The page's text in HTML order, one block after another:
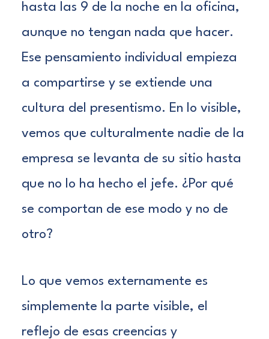
hasta las 9 de la noche en la oficina,
aunque no tengan nada que hacer.
Ese pensamiento individual empieza
a compartirse y se extiende una
cultura del presentismo. En lo visible,
vemos que culturalmente nadie de la
empresa se levanta de su sitio hasta
que no lo ha hecho el jefe. ¿Por qué
se comportan de ese modo y no de
otro?
Lo que vemos externamente es
simplemente la parte visible, el
reflejo de esas creencias y